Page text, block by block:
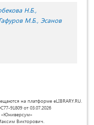
Н.Б.
М.Б. Эсанов
на платформе eLIBRARY.RU.
91809 от 03.07.2026
Викторович.